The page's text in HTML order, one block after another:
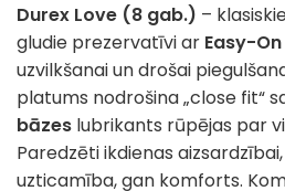
Durex Love (8 gab.) –
gludie prezervatīvi ar Easy-On
uzvilkšanai un drošai
platums nodrošina „close fit“
bāzes lubrikants rūpējas par
Paredzēti ikdienas
uzticamība, gan komforts.